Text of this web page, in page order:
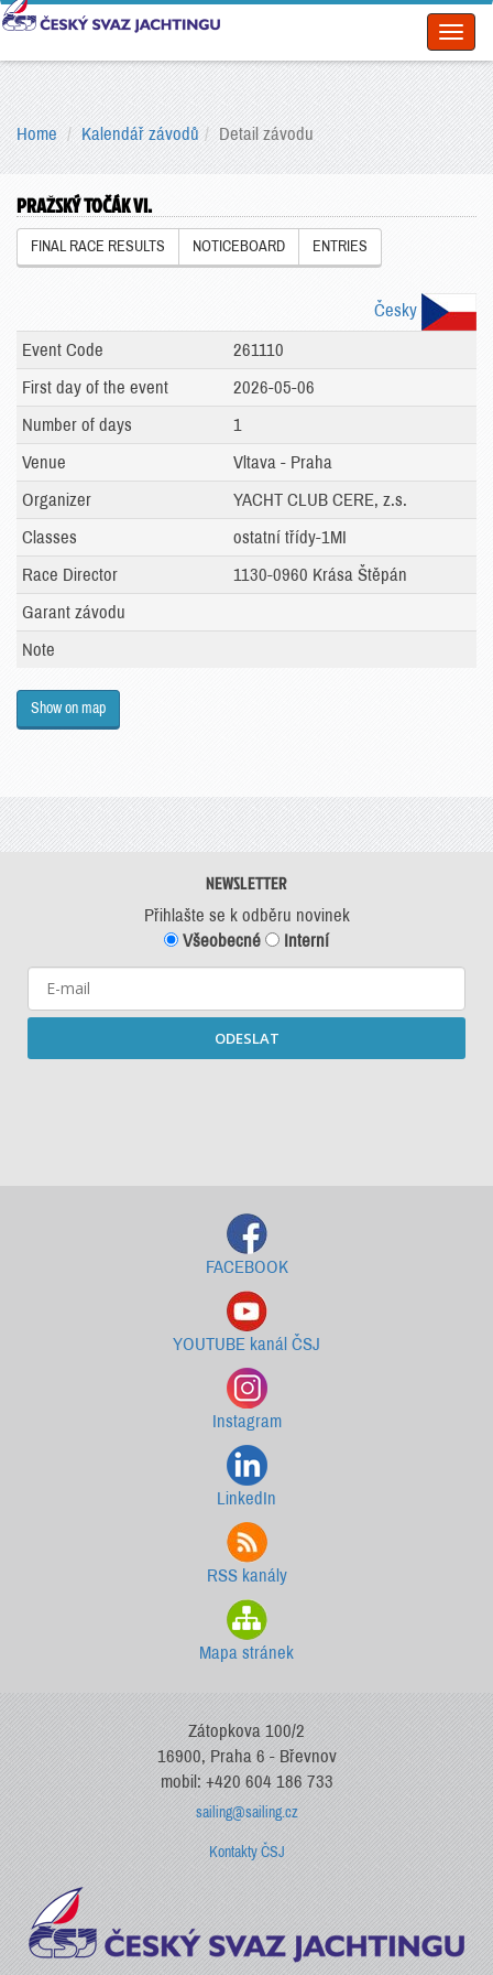
Home Kalendář závodů Detail závodu
PRAŽSKÝ TOČÁK VI.
FINAL RACE RESULTS NOTICEBOARD ENTRIES
Česky
Event Code
261110
First day of the event
2026-05-06
Number of days
1
Venue
Vltava - Praha
Organizer
YACHT CLUB CERE, z.s.
Classes
ostatní třídy-1MI
Race Director
1130-0960 Krása Štěpán
Garant závodu
Note
Show on map
NEWSLETTER
Přihlašte se k odběru novinek
Všeobecné
Interní
ODESLAT
FACEBOOK
YOUTUBE kanál ČSJ
Instagram
LinkedIn
RSS kanály
Mapa stránek
Zátopkova 100/2
16900, Praha 6 - Břevnov
mobil: +420 604 186 733
sailing@sailing.cz
Kontakty ČSJ